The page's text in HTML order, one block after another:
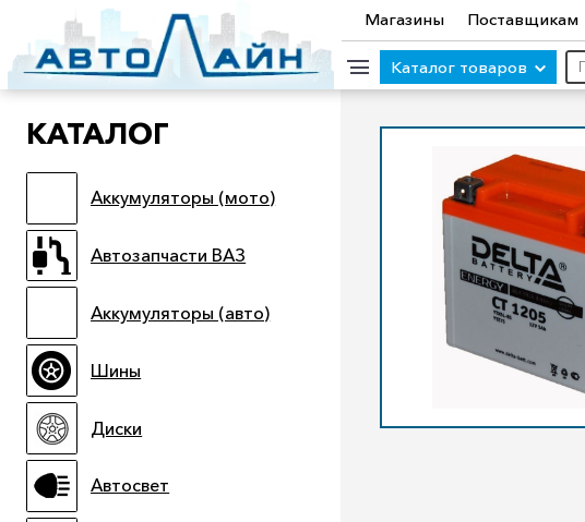
КАТЕГОРИИ ТОВАРОВ
Аккумуляторы (мото) Автозапчасти ВАЗ Аккумуляторы (авто)
Прицепы
Иномарки Крепеж колесный Мототехника
Электроинструмент и оснастка
Магазины Поставщикам
Каталог товаров
КАТАЛОГ
Аккумуляторы (мото)
Автозапчасти ВАЗ
Аккумуляторы (авто)
Шины
Диски
Автосвет